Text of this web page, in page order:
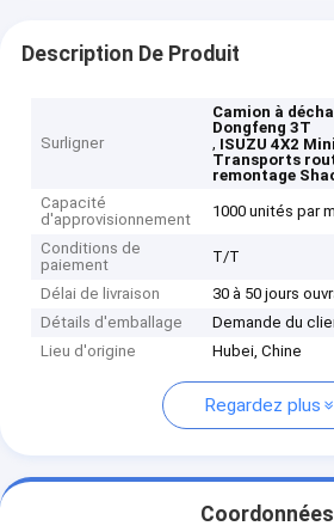
Description De Produit
Surligner
Camion à
Dongfeng 3T
, ISUZU 4X2
Transports
remontage
Capacité
d'approvisionnement
1000 unités par
Conditions de
paiement
T/T
Délai de livraison
30 à 50 jours
Détails d'emballage
Demande du
Lieu d'origine
Hubei, Chine
Regardez plus
Coordonnées